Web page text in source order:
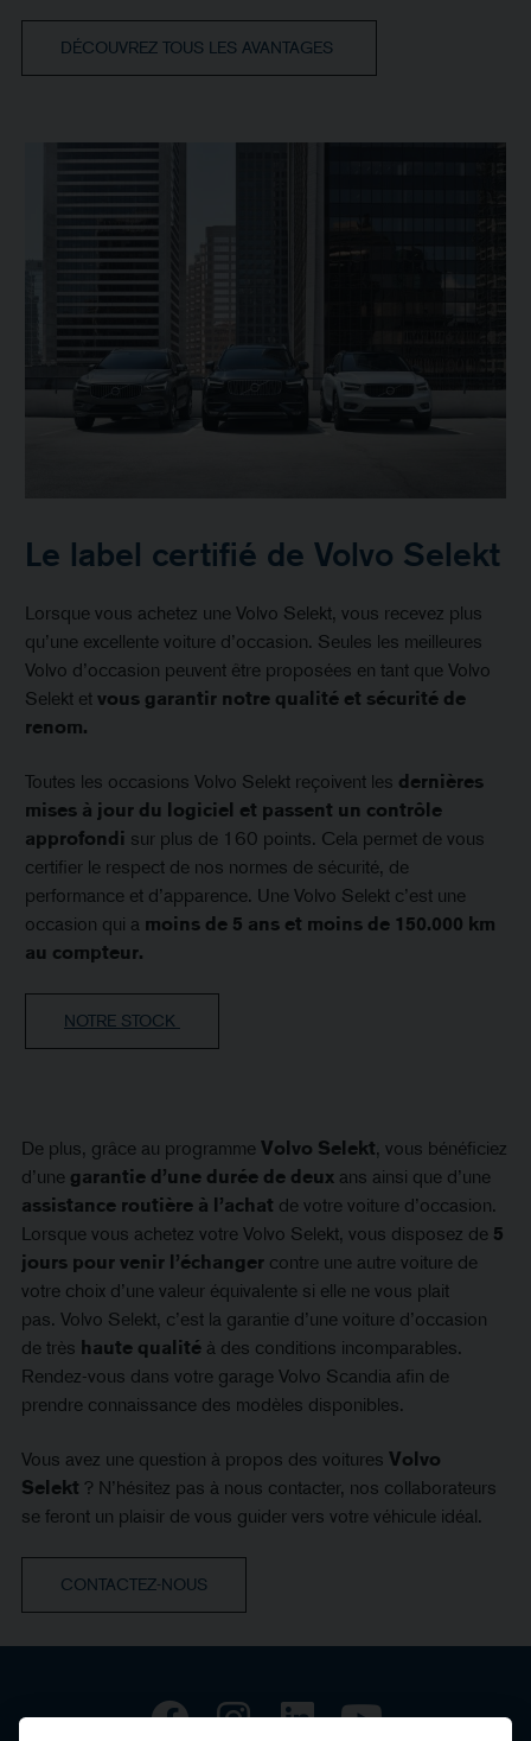
DÉCOUVREZ TOUS LES AVANTAGES
Le label certifié de Volvo Selekt
Lorsque vous achetez une Volvo Selekt, vous recevez plus
qu’une excellente voiture d’occasion. Seules les meilleures
Volvo d’occasion peuvent être proposées en tant que Volvo
Selekt et vous garantir notre qualité et sécurité de
renom.
Toutes les occasions Volvo Selekt reçoivent les dernières
mises à jour du logiciel et passent un contrôle
approfondi sur plus de 160 points. Cela permet de vous
certifier le respect de nos normes de sécurité, de
performance et d’apparence. Une Volvo Selekt c’est une
occasion qui a moins de 5 ans et moins de 150.000 km
au compteur.
NOTRE STOCK
De plus, grâce au programme Volvo Selekt, vous bénéficiez
d’une garantie d’une durée de deux ans ainsi que d’une
assistance routière à l’achat de votre voiture d’occasion.
Lorsque vous achetez votre Volvo Selekt, vous disposez de 5
jours pour venir l’échanger contre une autre voiture de
votre choix d’une valeur équivalente si elle ne vous plait
pas. Volvo Selekt, c’est la garantie d’une voiture d’occasion
de très haute qualité à des conditions incomparables.
Rendez-vous dans votre garage Volvo Scandia afin de
prendre connaissance des modèles disponibles.
Vous avez une question à propos des voitures Volvo
Selekt ? N’hésitez pas à nous contacter, nos collaborateurs
se feront un plaisir de vous guider vers votre véhicule idéal.
CONTACTEZ-NOUS